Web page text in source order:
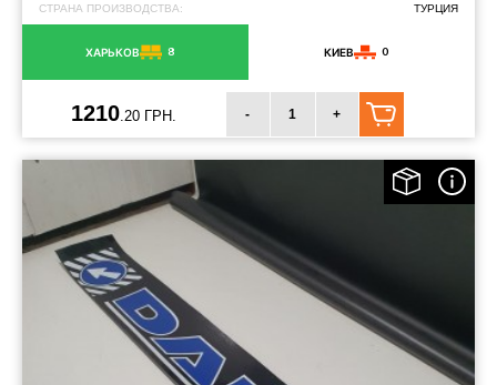
СТРАНА ПРОИЗВОДСТВА: ТУРЦИЯ
ХАРЬКОВ 8 КИЕВ 0
1210 .20 ГРН. - +